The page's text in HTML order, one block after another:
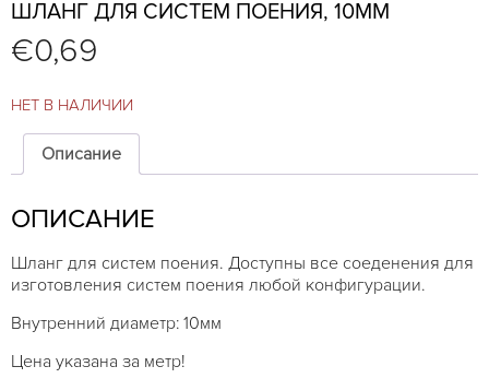
ШЛАНГ ДЛЯ СИСТЕМ ПОЕНИЯ, 10ММ
€0,69
НЕТ В НАЛИЧИИ
Описание
ОПИСАНИЕ
Шланг для систем поения. Доступны все соеденения для
изготовления систем поения любой конфигурации.
Внутренний диаметр: 10мм
Цена указана за метр!